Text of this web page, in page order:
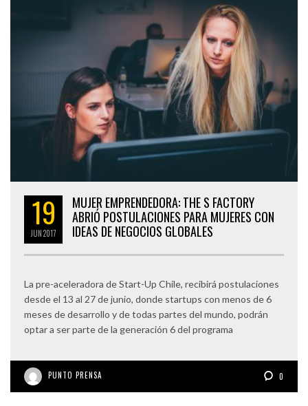
19
JUN2017
MUJER EMPRENDEDORA: THE S FACTORY
ABRIÓ POSTULACIONES PARA MUJERES CON
IDEAS DE NEGOCIOS GLOBALES
La pre-aceleradora de Start-Up Chile, recibirá postulaciones
desde el 13 al 27 de junio, donde startups con menos de 6
meses de desarrollo y de todas partes del mundo, podrán
optar a ser parte de la generación 6 del programa
PUNTO PRENSA 0